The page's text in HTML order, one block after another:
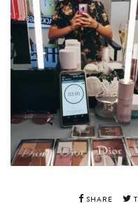
SHARE